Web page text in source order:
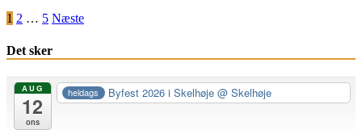
1 2 … 5 Næste
Det sker
AUG
12
ons
heldags Byfest 2026 i Skelhøje@ Skelhøje